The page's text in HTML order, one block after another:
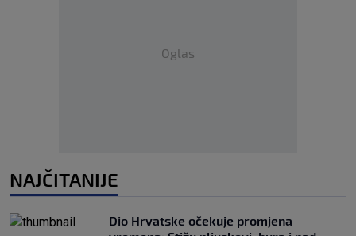
Oglas
NAJČITANIJE
Dio Hrvatske očekuje promjena